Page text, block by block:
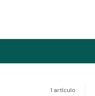
1 artículo